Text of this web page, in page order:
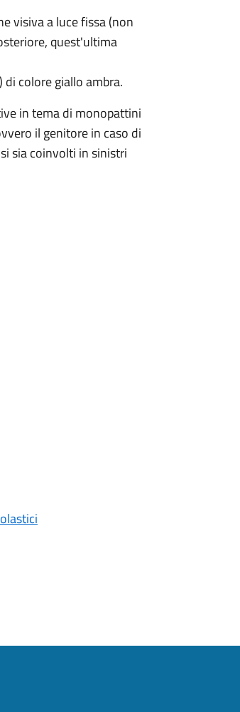
visiva a luce fissa (non
quest'ultima
colore giallo ambra.
in tema di monopattini
il genitore in caso di
sia coinvolti in sinistri